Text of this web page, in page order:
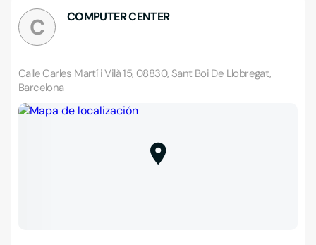
C COMPUTER CENTER
Calle Carles Martí i Vilà 15, 08830, Sant Boi De Llobregat,
Barcelona